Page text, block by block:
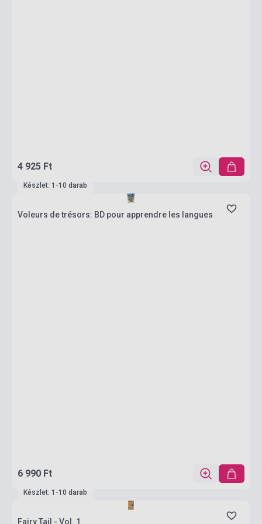
4 925 Ft
Készlet: 1-10 darab
Voleurs de trésors: BD pour apprendre les langues
6 990 Ft
Készlet: 1-10 darab
Fairy Tail - Vol. 1